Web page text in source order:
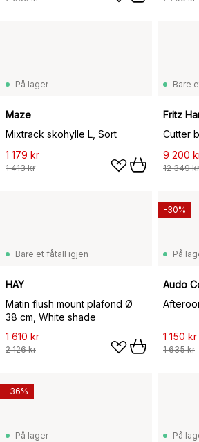
På lager
Maze
Mixtrack skohylle L, Sort
1 179 kr
1 413 kr
Bare
Fritz
Cutter
9 200
12 349 kr
Bare et fåtall igjen
HAY
Matin flush mount plafond Ø
38 cm, White shade
1 610 kr
2 126 kr
På
Audo
1 150 kr
1 635 kr
-30%
På lager
-36%
På